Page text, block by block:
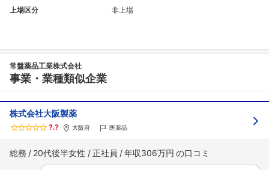
上場区分 非上場
常盤薬品工業株式会社
事業・業種類似企業
株式会社大阪製薬
?.? 大阪府 医薬品
総務 20代後半女性 正社員 年収306万円